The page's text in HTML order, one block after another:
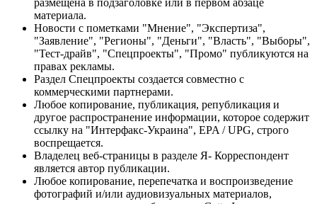
материала.
Новости с пометками "Мнение", "Экспертиза",
"Заявление", "Регионы", "Деньги", "Власть", "Выборы",
"Тест-драйв", "Спецпроекты", "Промо" публикуются на
правах рекламы.
Раздел Спецпроекты создается совместно с
коммерческими партнерами.
Любое копирование, публикация, републикация и
другое распространение информации, которое содержит
ссылку на "Интерфакс-Украина", EPA / UPG, строго
воспрещается.
Владелец веб-страницы в разделе Я- Корреспондент
является автор публикации.
Любое копирование, перепечатка и воспроизведение
фотографий и/или аудиовизуальных материалов,